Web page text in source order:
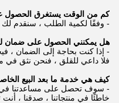
كم من الوقت يستغرق الحصول
- وفقًا لكمية الطلب ، سنقدم لك
هل يمكنني الحصول على ضمان
- إذا كنت بحاجة إلى الضمان ،
فلا داعي للقلق ، فنحن نثق في
كيف هي خدمة ما بعد البيع
- سوف تحصل على مساعدتنا في
خاطئًا في منتجاتنا ، صدقنا ،